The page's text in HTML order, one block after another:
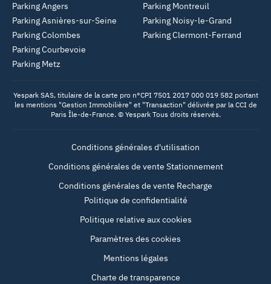
Parking Angers
Parking Asnières-sur-Seine
Parking Colombes
Parking Courbevoie
Parking Metz
Parking Montreuil
Parking Noisy-le-Grand
Parking Clermont-Ferrand
Yespark SAS, titulaire de la carte pro n°CPI 7501 2017 000 019 582 portant
les mentions "Gestion Immobilière" et "Transaction" délivrée par la CCI de
Paris Île-de-France. © Yespark Tous droits réservés.
Conditions générales d'utilisation
Conditions générales de vente Stationnement
Conditions générales de vente Recharge
Politique de confidentialité
Politique relative aux cookies
Paramètres des cookies
Mentions légales
Charte de transparence